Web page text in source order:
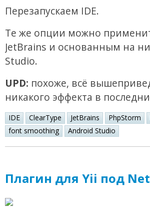
Перезапускаем IDE.
Те же опции можно
JetBrains и основанным на
Studio.
UPD: похоже, всё
никакого эффекта в
IDE ClearType JetBrains PhpStorm
font smoothing
Android Studio
Плагин для Yii под